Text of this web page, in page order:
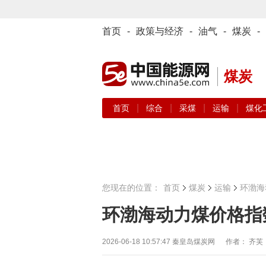
首页 - 政策与经济 - 油气 - 煤炭 -
煤炭
首页 综合 采煤 运输 煤化
您现在的位置： 首页 煤炭 运输 环渤
环渤海动力煤价格
2026-06-18 10:57:47 秦皇岛煤炭网 作者： 齐芙